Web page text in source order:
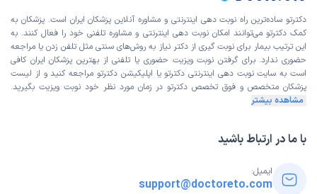
دکترتو ساده‌ترین راه نوبت‌ دهی اینترنتی و مشاوره آنلاین پزشکان ایران است. پزشکان به
کمک دکترتو می‌توانند امکان نوبت دهی اینترنتی و مشاوره تلفنی خود را فعال کنند. به
این ترتیب بیمار برای نوبت گیری از دکتر نیاز به روش‌های سنتی مثل تلفن زدن یا مراجعه
حضوری ندارد. برای گرفتن نوبت ویزیت حضوری یا تلفنی از بهترین پزشکان ایران کافی
است به سایت نوبت دهی اینترنتی دکترتو یا اپلیکیشن دکترتو مراجعه کنید و از لیست
پزشکان متخصص و فوق تخصص دکترتو در زمان مورد نظر خود نوبت ویزیت بگیرید.
مشاهده بیشتر
با ما در ارتباط باشید
ایمیل:
support@doctoreto.com